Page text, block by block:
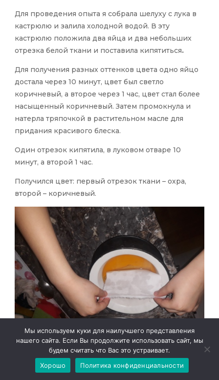
Для проведения опыта я собрала шелуху с лука в
кастрюлю и залила холодной водой. В эту
кастрюлю положила два яйца и два небольших
отрезка белой ткани и поставила кипятиться.
Для получения разных оттенков цвета одно яйцо
достала через 10 минут, цвет был светло
коричневый, а второе через 1 час, цвет стал более
насыщенный коричневый. Затем промокнула и
натерла тряпочкой в растительном масле для
придания красивого блеска.
Один отрезок кипятила, в луковом отваре 10
минут, а второй 1 час.
Получился цвет: первый отрезок ткани – охра,
второй – коричневый.
Мы используем куки для наилучшего представления
нашего сайта. Если Вы продолжите использовать сайт, мы
будем считать что Вас это устраивает.
Хорошо
Политика конфиденциальности